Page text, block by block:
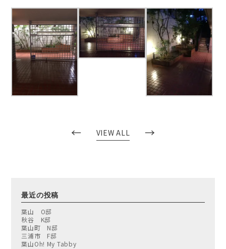
← VIEW ALL →
最近の投稿
葉山 O邸
秋谷 K邸
葉山町 N邸
三浦市 F邸
葉山Oh! My Tabby